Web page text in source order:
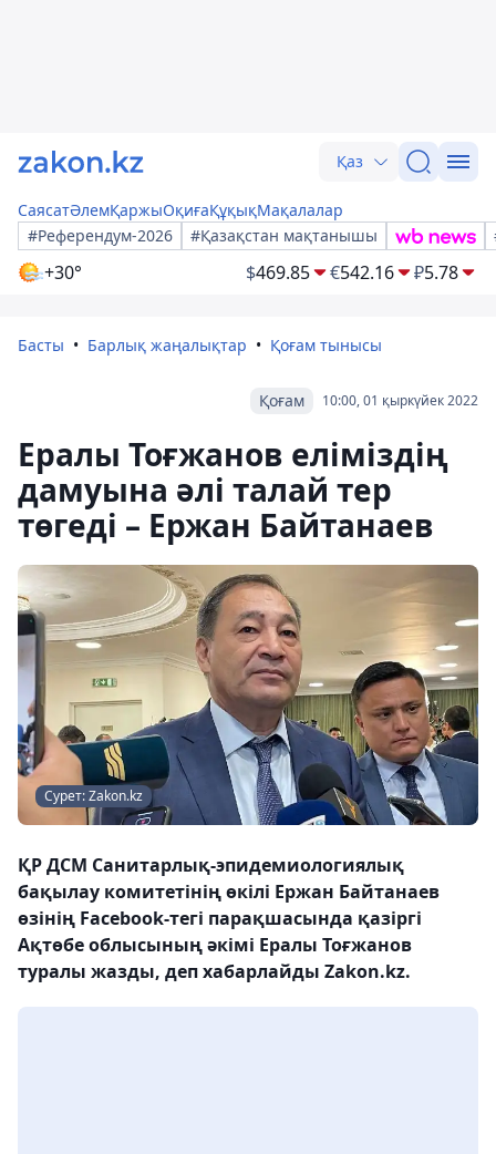
Қаз
СаясатӘлемҚаржыОқиғаҚұқықМақалалар
#Референдум-2026
#Қазақстан мақтанышы
+30° $469.85 €542.16 ₽5.78
Басты Барлық жаңалықтар Қоғам тынысы
10:00, 01 қыркүйек 2022
Қоғам
Ералы Тоғжанов еліміздің
дамуына әлі талай тер
төгеді – Ержан Байтанаев
Сурет: Zakon.kz
ҚР ДСМ Санитарлық-эпидемиологиялық
бақылау комитетінің өкілі Ержан Байтанаев
өзінің Facebook-тегі парақшасында қазіргі
Ақтөбе облысының әкімі Ералы Тоғжанов
туралы жазды, деп хабарлайды Zakon.kz.